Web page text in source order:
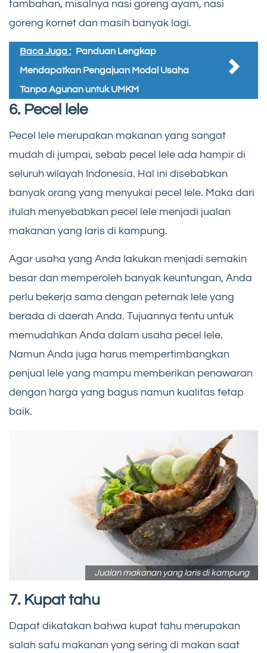
tambahan, misalnya nasi goreng ayam, nasi
goreng kornet dan masih banyak lagi.
Baca Juga : Panduan Lengkap
Mendapatkan Pengajuan Modal Usaha
Tanpa Agunan untuk UMKM
6. Pecel lele
Pecel lele merupakan makanan yang sangat
mudah di jumpai, sebab pecel lele ada hampir di
seluruh wilayah Indonesia. Hal ini disebabkan
banyak orang yang menyukai pecel lele. Maka dari
itulah menyebabkan pecel lele menjadi jualan
makanan yang laris di kampung.
Agar usaha yang Anda lakukan menjadi semakin
besar dan memperoleh banyak keuntungan, Anda
perlu bekerja sama dengan peternak lele yang
berada di daerah Anda. Tujuannya tentu untuk
memudahkan Anda dalam usaha pecel lele.
Namun Anda juga harus mempertimbangkan
penjual lele yang mampu memberikan penawaran
dengan harga yang bagus namun kualitas tetap
baik.
Jualan makanan yang laris di kampung
7. Kupat tahu
Dapat dikatakan bahwa kupat tahu merupakan
salah satu makanan yang sering di makan saat